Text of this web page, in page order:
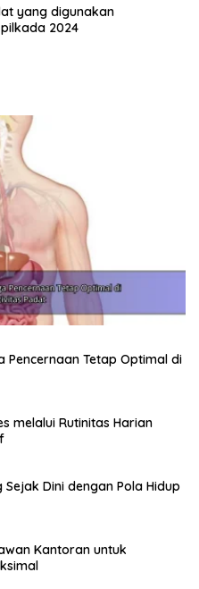
yang digunakan
2024
Pencernaan Tetap Optimal di
melalui Rutinitas Harian
Dini dengan Pola Hidup
Kantoran untuk